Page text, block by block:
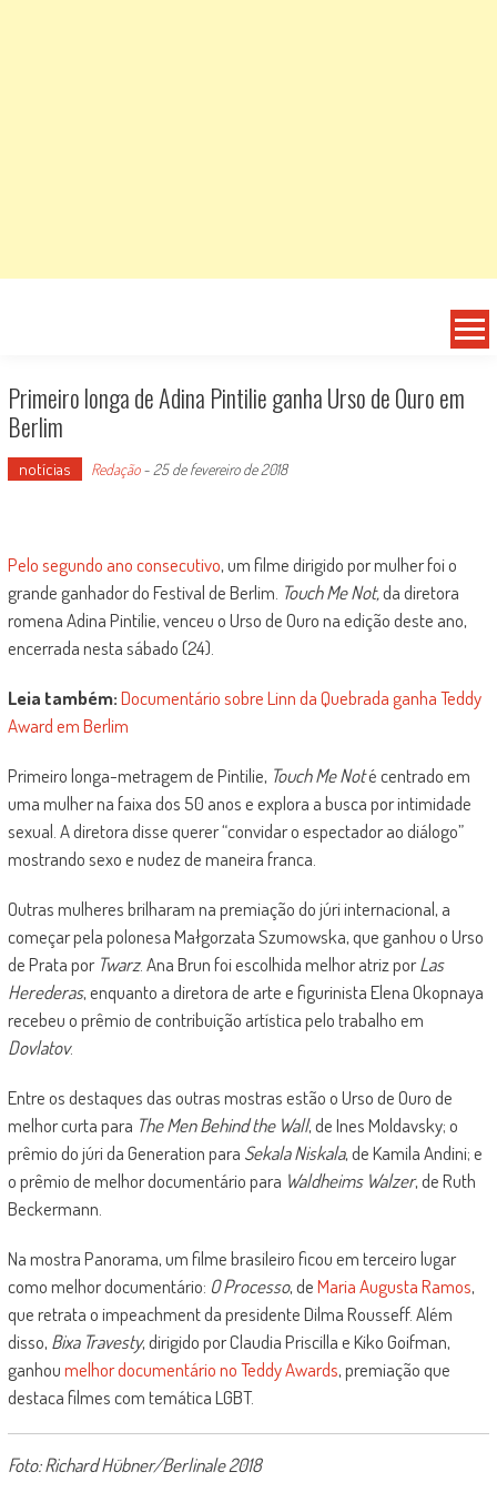
Primeiro longa de Adina Pintilie ganha Urso de Ouro em
Berlim
notícias Redação- 25 de fevereiro de 2018
Pelo segundo ano consecutivo, um filme dirigido por mulher foi o
grande ganhador do Festival de Berlim. Touch Me Not,da diretora
romena Adina Pintilie, venceu o Urso de Ouro na edição deste ano,
encerrada nesta sábado (24).
Leia também:Documentário sobre Linn da Quebrada ganha Teddy
Award em Berlim
Primeiro longa-metragem de Pintilie, Touch Me Noté centrado em
uma mulher na faixa dos 50 anos e explora a busca por intimidade
sexual. A diretora disse querer “convidar o espectador ao diálogo”
mostrando sexo e nudez de maneira franca.
Outras mulheres brilharam na premiação do júri internacional, a
começar pela polonesa Małgorzata Szumowska, que ganhou o Urso
de Prata por Twarz. Ana Brun foi escolhida melhor atriz porLas
Herederas, enquanto a diretora de arte e figurinista Elena Okopnaya
recebeu o prêmio de contribuição artística pelo trabalho em
Dovlatov.
Entre os destaques das outras mostras estão o Urso de Ouro de
melhor curta para The Men Behind the Wall, de Ines Moldavsky; o
prêmio do júri da Generation para Sekala Niskala, de Kamila Andini; e
o prêmio de melhor documentário para Waldheims Walzer, de Ruth
Beckermann.
Na mostra Panorama, um filme brasileiro ficou em terceiro lugar
como melhor documentário: O Processo, deMaria Augusta Ramos,
que retrata o impeachment da presidente Dilma Rousseff. Além
disso, Bixa Travesty, dirigido por Claudia Priscilla e Kiko Goifman,
ganhoumelhor documentário no Teddy Awards, premiação que
destaca filmes com temática LGBT.
Foto: Richard Hübner/Berlinale 2018